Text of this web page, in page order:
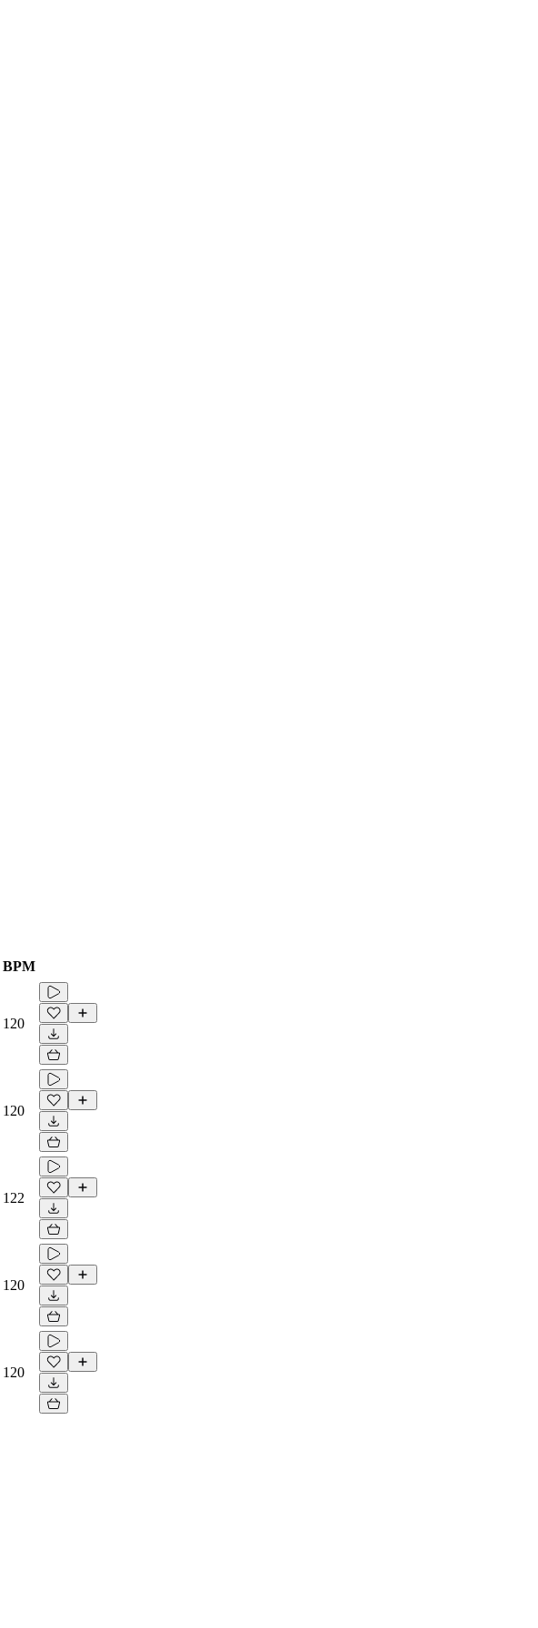
BPM
120
120
122
120
120